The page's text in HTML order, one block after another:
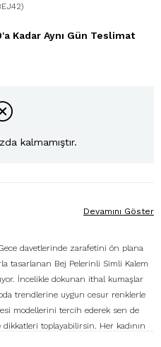
Kadar Aynı Gün Teslimat
kalmamıştır.
davetlerinde zarafetini ön plana
tasarlanan Bej Pelerinli Simli Kalem
İncelikle dokunan ithal kumaşlar
trendlerine uygun cesur renklerle
modellerini tercih ederek sen de
toplayabilirsin. Her kadının
Devamını Göster